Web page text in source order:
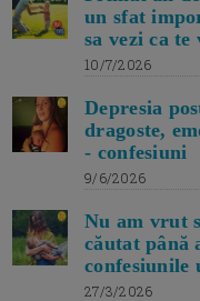
un sfat
sa vezi ca te
10/7/2026
Depresia
dragoste,
- confesiuni
9/6/2026
Nu am vrut
căutat până
confesiunile
27/3/2026